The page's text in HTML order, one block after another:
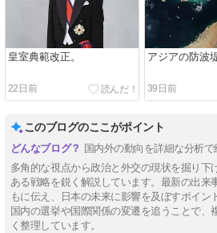
皇室典範改正。
22日前
アジアの防波堤
39日前
このブログのここがポイント
国内外の動向を詳細な分析で
多角的な視点から政治と外交の現状を掘り下
ある戦略を鋭く解説しています。最新の出来
もに伝え、日本の未来に影響を及ぼすポイン
国内の選挙や国際関係の変遷を追うことで、
く整理しています。